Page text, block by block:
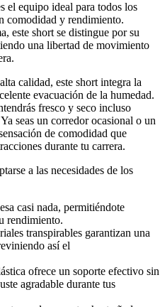
el equipo ideal para todos los
comodidad y rendimiento.
este short se distingue por su
una libertad de movimiento
calidad, este short integra la
evacuación de la humedad.
fresco y seco incluso
seas un corredor ocasional o un
de comodidad que
durante tu carrera.
a las necesidades de los
casi nada, permitiéndote
rendimiento.
transpirables garantizan una
así el
ofrece un soporte efectivo sin
agradable durante tus